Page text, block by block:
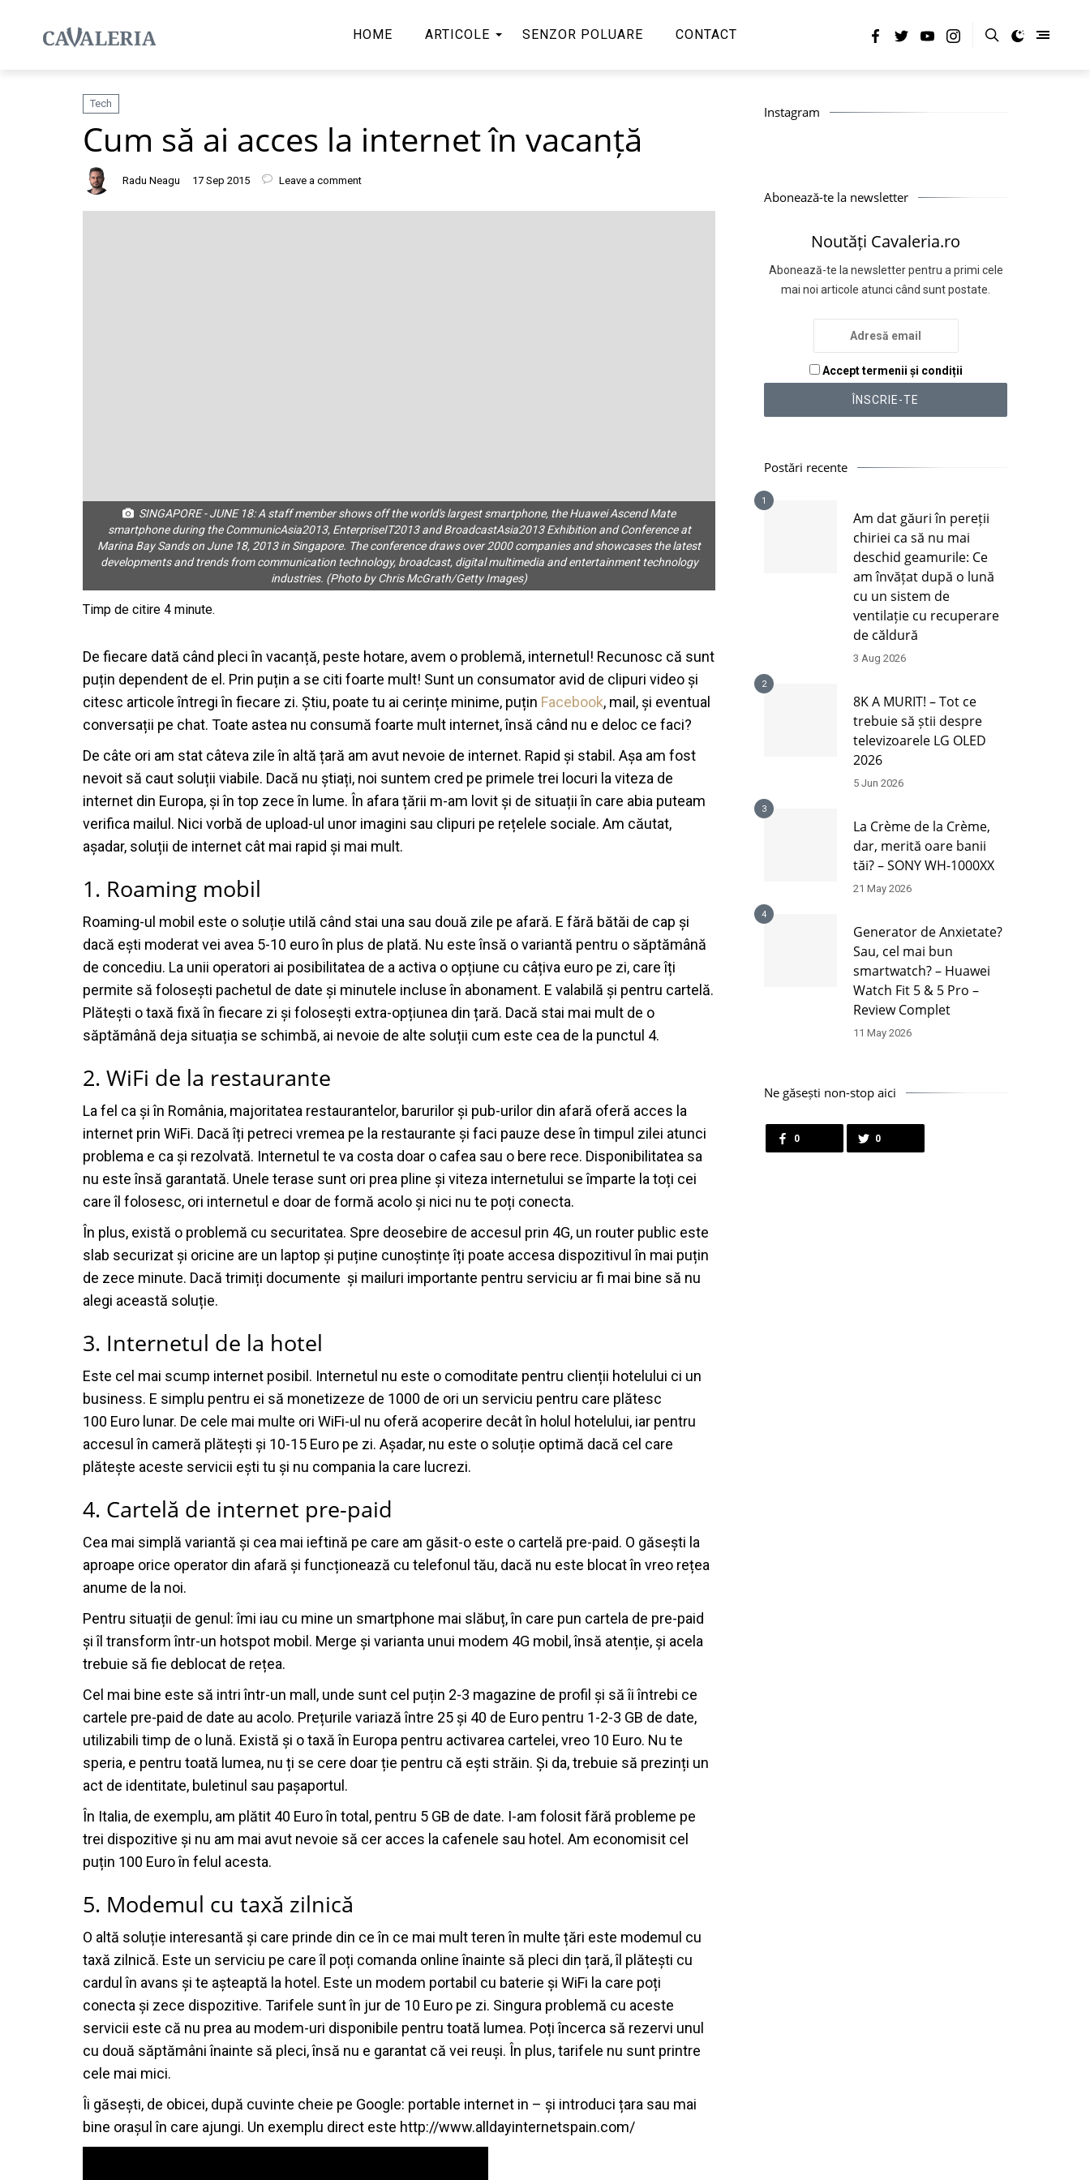
HOME ARTICOLE SENZOR POLUARE CONTACT
Tech
Cum să ai acces la internet în vacanță
Radu Neagu 17 Sep 2015 Leave a comment
SINGAPORE - JUNE 18: A staff member shows off the world's largest smartphone, the Huawei Ascend Mate
smartphone during the CommunicAsia2013, EnterpriseIT2013 and BroadcastAsia2013 Exhibition and Conference at
Marina Bay Sands on June 18, 2013 in Singapore. The conference draws over 2000 companies and showcases the latest
developments and trends from communication technology, broadcast, digital multimedia and entertainment technology
industries. (Photo by Chris McGrath/Getty Images)
De fiecare dată când pleci în vacanță, peste hotare, avem o problemă, internetul! Recunosc că sunt
puțin dependent de el. Prin puțin a se citi foarte mult! Sunt un consumator avid de clipuri video și
citesc articole întregi în fiecare zi. Știu, poate tu ai cerințe minime, puțin Facebook, mail, și eventual
conversații pe chat. Toate astea nu consumă foarte mult internet, însă când nu e deloc ce faci?
De câte ori am stat câteva zile în altă țară am avut nevoie de internet. Rapid și stabil. Așa am fost
nevoit să caut soluții viabile. Dacă nu știați, noi suntem cred pe primele trei locuri la viteza de
internet din Europa, și în top zece în lume. În afara țării m-am lovit și de situații în care abia puteam
verifica mailul. Nici vorbă de upload-ul unor imagini sau clipuri pe rețelele sociale. Am căutat,
așadar, soluții de internet cât mai rapid și mai mult.
1. Roaming mobil
Roaming-ul mobil este o soluție utilă când stai una sau două zile pe afară. E fără bătăi de cap și
dacă ești moderat vei avea 5-10 euro în plus de plată. Nu este însă o variantă pentru o săptămână
de concediu. La unii operatori ai posibilitatea de a activa o opțiune cu câțiva euro pe zi, care îți
permite să folosești pachetul de date și minutele incluse în abonament. E valabilă și pentru cartelă.
Plătești o taxă fixă în fiecare zi și folosești extra-opțiunea din țară. Dacă stai mai mult de o
săptămână deja situația se schimbă, ai nevoie de alte soluții cum este cea de la punctul 4.
2. WiFi de la restaurante
La fel ca și în România, majoritatea restaurantelor, barurilor și pub-urilor din afară oferă acces la
internet prin WiFi. Dacă îți petreci vremea pe la restaurante și faci pauze dese în timpul zilei atunci
problema e ca și rezolvată. Internetul te va costa doar o cafea sau o bere rece. Disponibilitatea sa
nu este însă garantată. Unele terase sunt ori prea pline și viteza internetului se împarte la toți cei
care îl folosesc, ori internetul e doar de formă acolo și nici nu te poți conecta.
În plus, există o problemă cu securitatea. Spre deosebire de accesul prin 4G, un router public este
slab securizat și oricine are un laptop și puține cunoștințe îți poate accesa dispozitivul în mai puțin
de zece minute. Dacă trimiți documente și mailuri importante pentru serviciu ar fi mai bine să nu
alegi această soluție.
3. Internetul de la hotel
Este cel mai scump internet posibil. Internetul nu este o comoditate pentru clienții hotelului ci un
business. E simplu pentru ei să monetizeze de 1000 de ori un serviciu pentru care plătesc
100 Euro lunar. De cele mai multe ori WiFi-ul nu oferă acoperire decât în holul hotelului, iar pentru
accesul în cameră plătești și 10-15 Euro pe zi. Așadar, nu este o soluție optimă dacă cel care
plătește aceste servicii ești tu și nu compania la care lucrezi.
4. Cartelă de internet pre-paid
Cea mai simplă variantă și cea mai ieftină pe care am găsit-o este o cartelă pre-paid. O găsești la
aproape orice operator din afară și funcționează cu telefonul tău, dacă nu este blocat în vreo rețea
anume de la noi.
Pentru situații de genul: îmi iau cu mine un smartphone mai slăbuț, în care pun cartela de pre-paid
și îl transform într-un hotspot mobil. Merge și varianta unui modem 4G mobil, însă atenție, și acela
trebuie să fie deblocat de rețea.
Cel mai bine este să intri într-un mall, unde sunt cel puțin 2-3 magazine de profil și să îi întrebi ce
cartele pre-paid de date au acolo. Prețurile variază între 25 și 40 de Euro pentru 1-2-3 GB de date,
utilizabili timp de o lună. Există și o taxă în Europa pentru activarea cartelei, vreo 10 Euro. Nu te
speria, e pentru toată lumea, nu ți se cere doar ție pentru că ești străin. Și da, trebuie să prezinți un
act de identitate, buletinul sau pașaportul.
În Italia, de exemplu, am plătit 40 Euro în total, pentru 5 GB de date. I-am folosit fără probleme pe
trei dispozitive și nu am mai avut nevoie să cer acces la cafenele sau hotel. Am economisit cel
puțin 100 Euro în felul acesta.
5. Modemul cu taxă zilnică
O altă soluție interesantă și care prinde din ce în ce mai mult teren în multe țări este modemul cu
taxă zilnică. Este un serviciu pe care îl poți comanda online înainte să pleci din țară, îl plătești cu
cardul în avans și te așteaptă la hotel. Este un modem portabil cu baterie și WiFi la care poți
conecta și zece dispozitive. Tarifele sunt în jur de 10 Euro pe zi. Singura problemă cu aceste
servicii este că nu prea au modem-uri disponibile pentru toată lumea. Poți încerca să rezervi unul
cu două săptămâni înainte să pleci, însă nu e garantat că vei reuși. În plus, tarifele nu sunt printre
cele mai mici.
Îi găsești, de obicei, după cuvinte cheie pe Google: portable internet in – și introduci țara sau mai
bine orașul în care ajungi. Un exemplu direct este http://www.alldayinternetspain.com/
Instagram
Abonează-te la newsletter
Noutăți Cavaleria.ro
Abonează-te la newsletter pentru a primi cele
mai noi articole atunci când sunt postate.
Accept termenii și condiții
Postări recente
1
Am dat găuri în pereții
chiriei ca să nu mai
deschid geamurile: Ce
am învățat după o lună
cu un sistem de
ventilație cu recuperare
de căldură
3 Aug 2026
2
8K A MURIT! – Tot ce
trebuie să știi despre
televizoarele LG OLED
2026
5 Jun 2026
3
La Crème de la Crème,
dar, merită oare banii
tăi? – SONY WH-1000XX
21 May 2026
4
Generator de Anxietate?
Sau, cel mai bun
smartwatch? – Huawei
Watch Fit 5 & 5 Pro –
Review Complet
11 May 2026
Ne găsești non-stop aici
0 0